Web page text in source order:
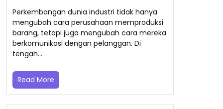
Perkembangan dunia industri tidak hanya
mengubah cara perusahaan memproduksi
barang, tetapi juga mengubah cara mereka
berkomunikasi dengan pelanggan. Di
tengah…
Read More